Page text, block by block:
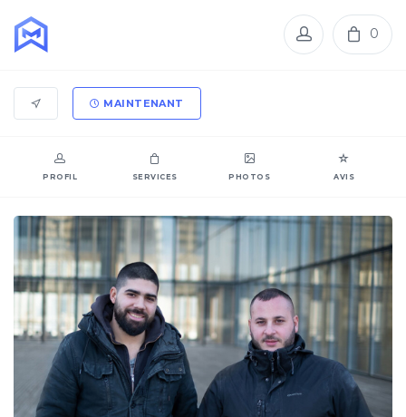
0
MAINTENANT
PROFIL SERVICES PHOTOS AVIS